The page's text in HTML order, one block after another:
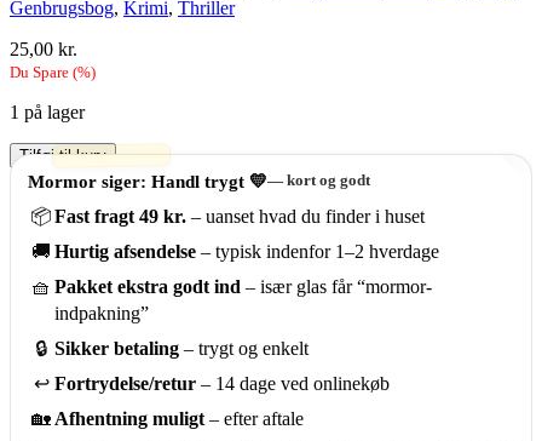
Genbrugsbog, Krimi, Thriller
25,00 kr.
Du Spare (%)
1 på lager
Den
hemmelige
Duncan
Kyle
antal
Tilføj til kurv
Mormor siger: Handl trygt 💛— kort og godt
📦Fast fragt 49 kr. – uanset hvad du finder i huset
🚚 Hurtig afsendelse – typisk indenfor 1–2 hverdage
🧺 Pakket ekstra godt ind – især glas får “mormor-
indpakning”
🔒 Sikker betaling – trygt og enkelt
↩️ Fortrydelse/retur – 14 dage ved onlinekøb
🏡 Afhentning muligt – efter aftale